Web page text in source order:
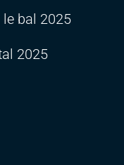
bal 2025
2025